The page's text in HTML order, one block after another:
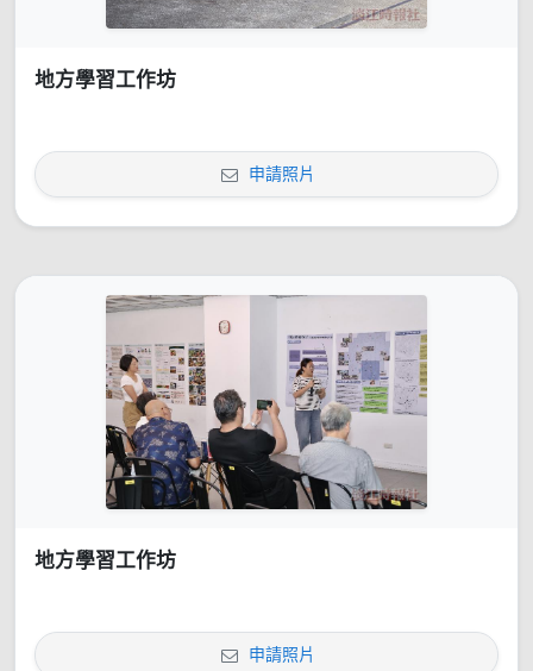
地方學習工作坊
申請照片
地方學習工作坊
申請照片